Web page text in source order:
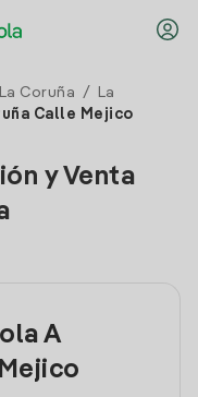
La Coruña /
La
Calle Mejico
y Venta
A